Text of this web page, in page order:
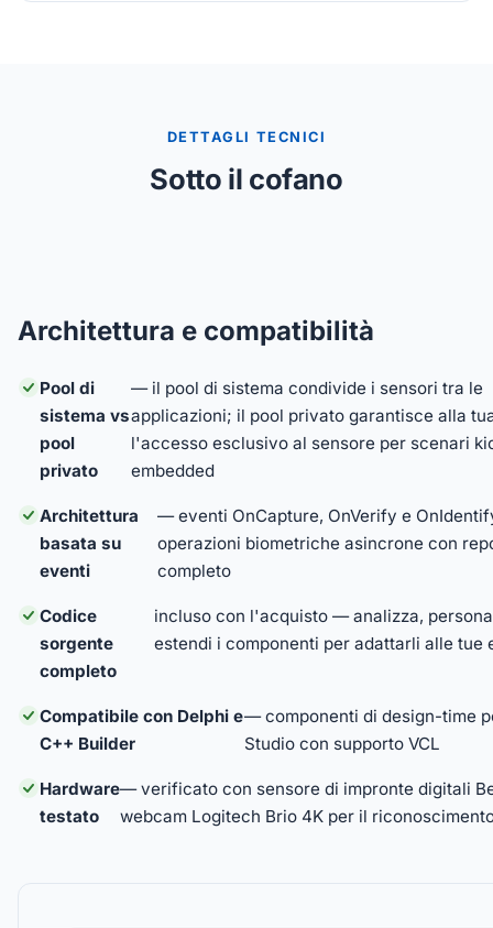
DETTAGLI TECNICI
Sotto il cofano
Architettura e compatibilità
Pool di
sistema vs
pool
privato
— il pool di sistema condivide i sensori tra le
applicazioni; il pool privato garantisce alla
l'accesso esclusivo al sensore per scenari
embedded
Architettura
basata su
eventi
— eventi OnCapture, OnVerify e
operazioni biometriche asincrone con
completo
Codice
sorgente
completo
incluso con l'acquisto — analizza,
estendi i componenti per adattarli alle tue
Compatibile con Delphi e
C++ Builder
— componenti di design-time
Studio con supporto VCL
Hardware
testato
— verificato con sensore di impronte digitali
webcam Logitech Brio 4K per il